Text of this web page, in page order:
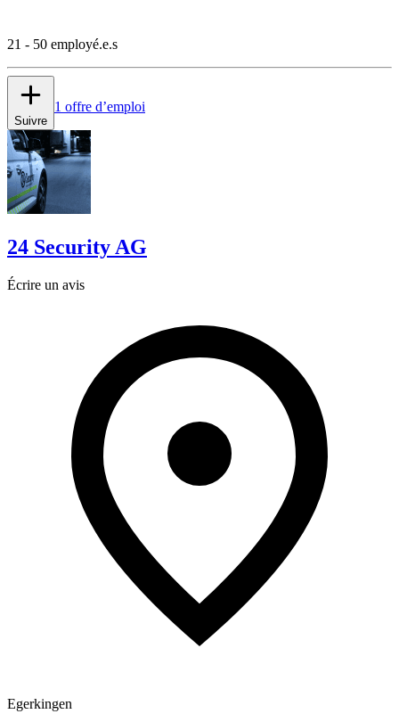
21 - 50 employé.e.s
Suivre
1 offre d’emploi
24 Security AG
Écrire un avis
Egerkingen